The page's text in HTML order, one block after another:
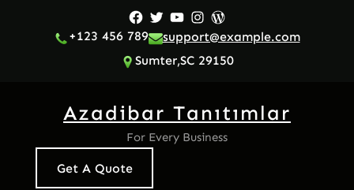
Facebook
TwitterYouTube
Instagram
WordPress
+123 456 789
support@example.com
Sumter,SC 29150
Azadibar Tanıtımlar
For Every Business
Get A Quote